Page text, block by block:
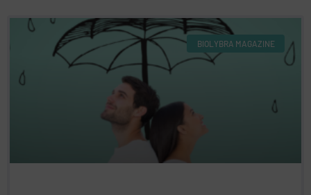
BIOLYBRA MAGAZINE